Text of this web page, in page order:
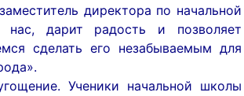
директора по начальной
дарит радость и позволяет
сделать его незабываемым для
Ученики начальной школы